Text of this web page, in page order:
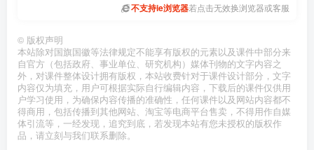
不支持ie浏览器若点击无效换浏览器或客服
© 版权声明
本站除对国旗国徽等法律规定不能享有版权的元素以及课件中部分来
自官方（包括政府、事业单位、研究机构）媒体刊物的文字内容之
外，对课件整体设计拥有版权，本站收费针对于课件设计部分，文字
内容仅为填充，用户可根据实际自行编辑内容，下载后的课件仅供用
户学习使用，为确保内容传播的准确性，任何课件以及网站内容都不
得商用，包括传播到其他网站、淘宝等电商平台售卖，不得用作自媒
体引流等，一经发现，追究到底，若发现本站有您未授权的版权作
品，请立刻与我们联系删除。